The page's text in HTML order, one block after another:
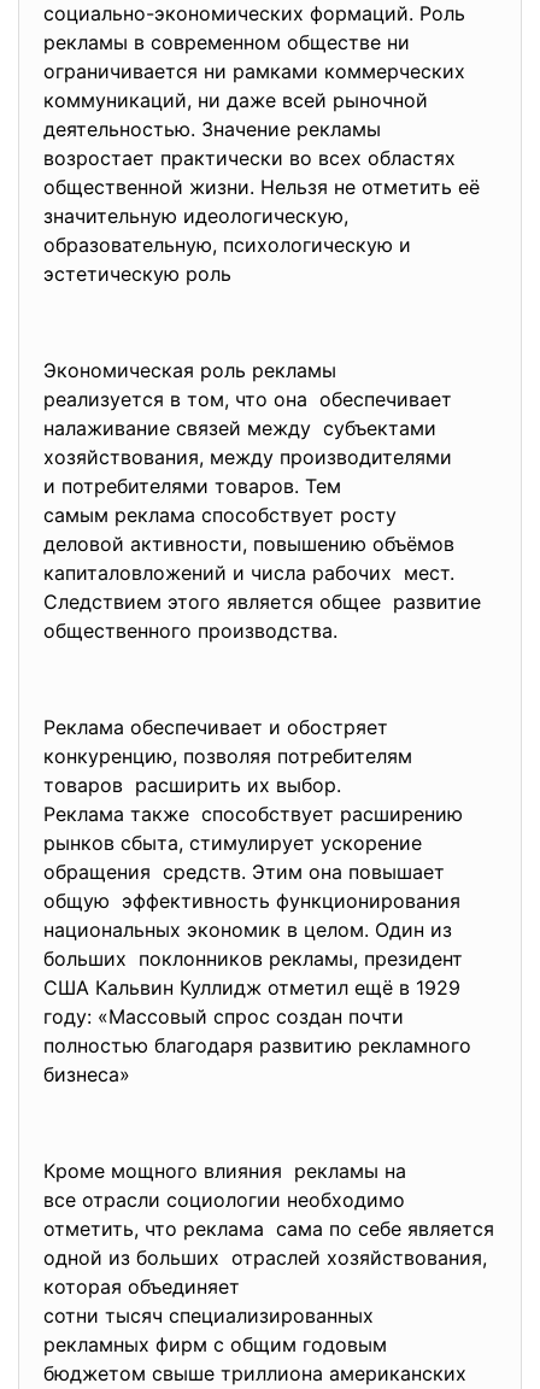
социально-экономических формаций. Роль
рекламы в современном обществе ни
ограничивается ни рамками коммерческих
коммуникаций, ни даже всей рыночной
деятельностью. Значение рекламы
возростает практически во всех областях
общественной жизни. Нельзя не отметить её
значительную идеологическую,
образовательную, психологическую и
эстетическую роль
Экономическая роль рекламы
реализуется в том, что она обеспечивает
налаживание связей между субъектами
хозяйствования, между производителями
и потребителями товаров. Тем
самым реклама способствует росту
деловой активности, повышению объёмов
капиталовложений и числа рабочих мест.
Следствием этого является общее развитие
общественного производства.
Реклама обеспечивает и обостряет
конкуренцию, позволяя потребителям
товаров расширить их выбор.
Реклама также способствует расширению
рынков сбыта, стимулирует ускорение
обращения средств. Этим она повышает
общую эффективность функционирования
национальных экономик в целом. Один из
больших поклонников рекламы, президент
США Кальвин Куллидж отметил ещё в 1929
году: «Массовый спрос создан почти
полностью благодаря развитию рекламного
бизнеса»
Кроме мощного влияния рекламы на
все отрасли социологии необходимо
отметить, что реклама сама по себе является
одной из больших отраслей хозяйствования,
которая объединяет
сотни тысяч специализированных
рекламных фирм с общим годовым
бюджетом свыше триллиона американских